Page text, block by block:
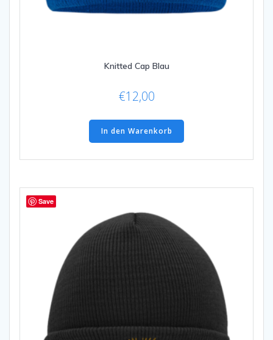
Knitted Cap Blau
€12,00
In den Warenkorb
Save